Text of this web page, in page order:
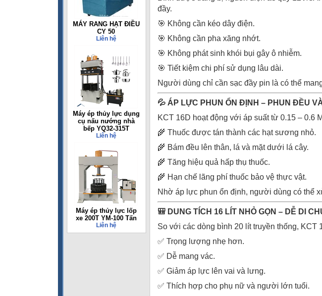
MÁY RANG HẠT ĐIỀU
CY 50
Liên hệ
Máy ép thủy lực dụng
cụ nấu nướng nhà
bếp YQ32-315T
Liên hệ
Máy ép thủy lực lốp
xe 200T YM-100 Tấn
Liên hệ
đầy.
🎯 Không cần kéo dây điện.
🎯 Không cần pha xăng nhớt.
🎯 Không phát sinh khói bụi gây ô nhiễm.
🎯 Tiết kiệm chi phí sử dụng lâu dài.
Người dùng chỉ cần sạc đầy pin là có thể
💦 ÁP LỰC PHUN ỔN ĐỊNH – PHUN ĐỀU
KCT 16D hoạt động với áp suất từ 0.15 – 0.6
🌾 Thuốc được tán thành các hạt sương nhỏ.
🌾 Bám đều lên thân, lá và mặt dưới lá cây.
🌾 Tăng hiệu quả hấp thụ thuốc.
🌾 Hạn chế lãng phí thuốc bảo vệ thực vật.
Nhờ áp lực phun ổn định, người dùng có thể
🎒 DUNG TÍCH 16 LÍT NHỎ GỌN – DỄ DI
So với các dòng bình 20 lít truyền thống,
✅ Trọng lượng nhẹ hơn.
✅ Dễ mang vác.
✅ Giảm áp lực lên vai và lưng.
✅ Thích hợp cho phụ nữ và người lớn tuổi.